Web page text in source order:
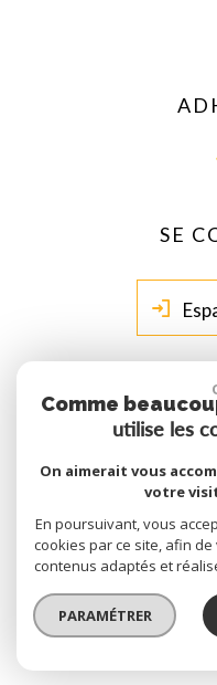
SE
© 2026 | Tous droits
Plan du site Mentions
Toutes nos
Site internet
un seul site
Comme
utilise les
On aimerait vous
votre
En poursuivant, vous
cookies par ce site, afin
contenus adaptés et
PARAMÉTRER